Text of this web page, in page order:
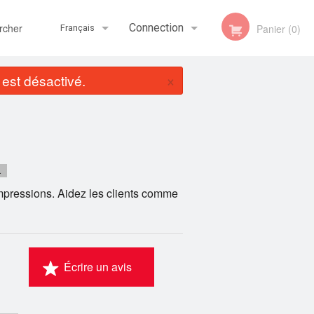
Français
Français
Connection
Inscription
Panier (0)
désactivé. ×
Aidez les clients comme
Écrire un avis